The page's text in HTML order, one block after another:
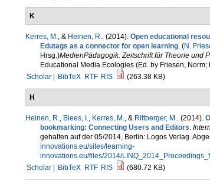
K
Kerres, M., & Heinen, R.. (2014). Open educational
Edutags as a connector for open learning. (N.
Hrsg.)MedienPädagogik. Zeitschrift für Theorie und
Educational Media Ecologies (Ed. by Friesen,
Scholar |
BibTeX RTF RIS (263.38 KB)
H
Heinen, R., Blees, I., Kerres, M., & Rittberger, M.. (2014).
bookmarking: Connecting Users and Editors.
gehalten auf der 05/2014, Berlin: Logos Verlag.
innovations.eu/sites/learning-
innovations.eu/files/2014/
Scholar |
BibTeX RTF RIS (680.72 KB)